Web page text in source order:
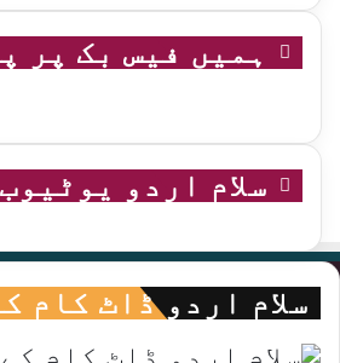
ہمیں فیس بک پر
سلام اردو
سلام اردو ڈاٹ کام